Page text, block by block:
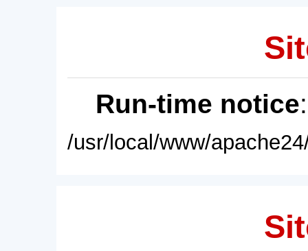
Run-time notice
/usr/local/www/